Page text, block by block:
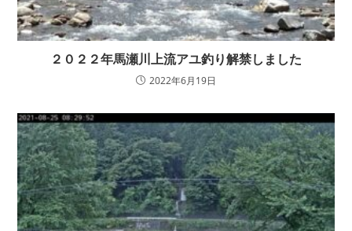
２０２２年馬瀬川上流アユ釣り解禁しました
2022年6月19日